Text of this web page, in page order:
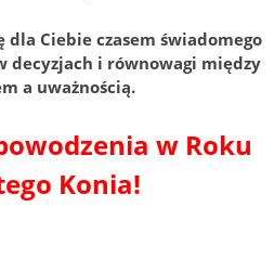
dla Ciebie czasem świadomego
decyzjach i równowagi między
a uważnością.
w Roku
Konia!